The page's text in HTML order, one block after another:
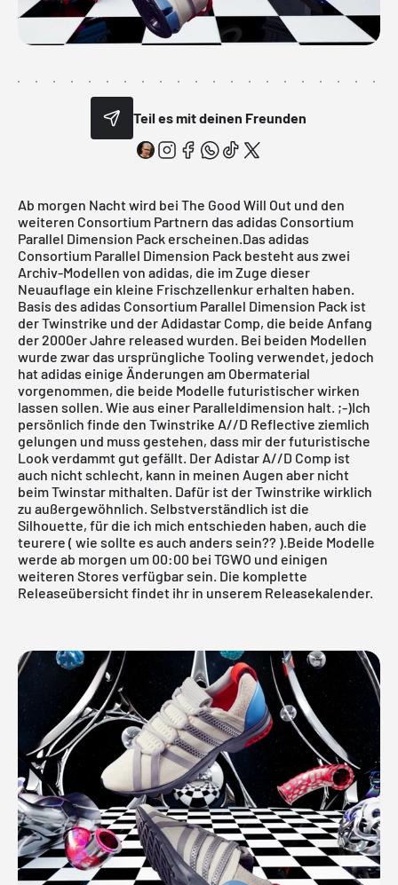
Teil es mit deinen Freunden
Ab morgen Nacht wird bei The Good Will Out und den
weiteren Consortium Partnern das adidas Consortium
Parallel Dimension Pack erscheinen.Das adidas
Consortium Parallel Dimension Pack besteht aus zwei
Archiv-Modellen von adidas, die im Zuge dieser
Neuauflage ein kleine Frischzellenkur erhalten haben.
Basis des adidas Consortium Parallel Dimension Pack ist
der Twinstrike und der Adidastar Comp, die beide Anfang
der 2000er Jahre released wurden. Bei beiden Modellen
wurde zwar das ursprüngliche Tooling verwendet, jedoch
hatadidas einige Änderungen am Obermaterial
vorgenommen, die beide Modelle futuristischer wirken
lassen sollen. Wie aus einer Paralleldimension halt. ;-)Ich
persönlich finde den Twinstrike A//D Reflective ziemlich
gelungen und muss gestehen, dass mir der futuristische
Look verdammt gut gefällt. Der Adistar A//D Comp ist
auch nicht schlecht, kann in meinen Augen aber nicht
beimTwinstar mithalten. Dafür ist der Twinstrike wirklich
zu außergewöhnlich. Selbstverständlich ist die
Silhouette, für die ich mich entschieden haben, auch die
teurere ( wie sollte es auch anders sein?? ).Beide Modelle
werde ab morgen um 00:00 bei TGWO und einigen
weiteren Stores verfügbar sein. Die komplette
Releaseübersicht findet ihr in unserem Releasekalender.